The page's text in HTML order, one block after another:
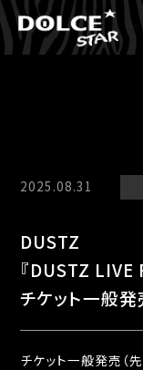
2025.08.31
DUSTZ
『DUSTZ LIVE
チケット一般発
チケット一般発売（